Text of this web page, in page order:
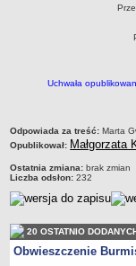
Informacja
Regulamin i
Kodeks etyczny
Oświadczenia
Raporty
w
Uchwała
metryczka
Odpowiada za treść: Marta
Opublikował: Małgorzata
Ostatnia zmiana: brak zmian
Liczba odsłon: 232
20 OSTATNIO
Obwieszczenie